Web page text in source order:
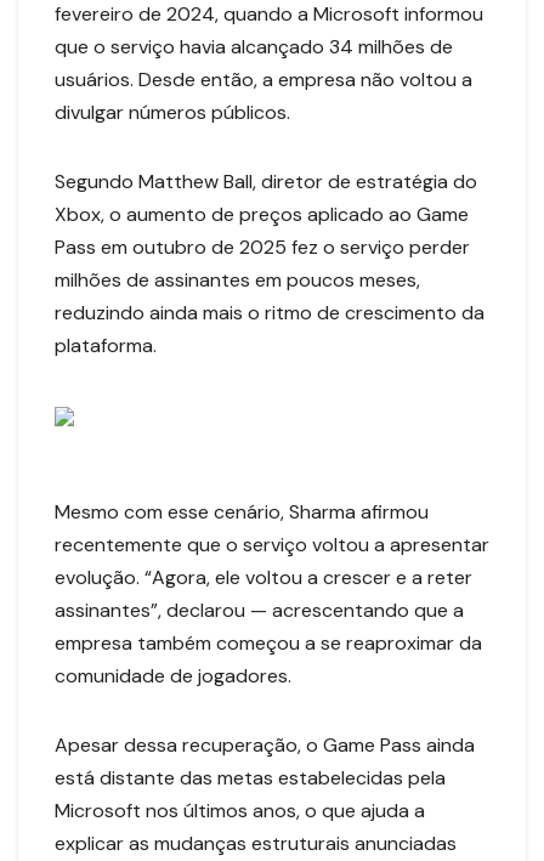
fevereiro de 2024, quando a Microsoft informou
que o serviço havia alcançado 34 milhões de
usuários. Desde então, a empresa não voltou a
divulgar números públicos.
Segundo Matthew Ball, diretor de estratégia do
Xbox, o aumento de preços aplicado ao Game
Pass em outubro de 2025 fez o serviço perder
milhões de assinantes em poucos meses,
reduzindo ainda mais o ritmo de crescimento da
plataforma.
Mesmo com esse cenário, Sharma afirmou
recentemente que o serviço voltou a apresentar
evolução. “Agora, ele voltou a crescer e a reter
assinantes”, declarou — acrescentando que a
empresa também começou a se reaproximar da
comunidade de jogadores.
Apesar dessa recuperação, o Game Pass ainda
está distante das metas estabelecidas pela
Microsoft nos últimos anos, o que ajuda a
explicar as mudanças estruturais anunciadas